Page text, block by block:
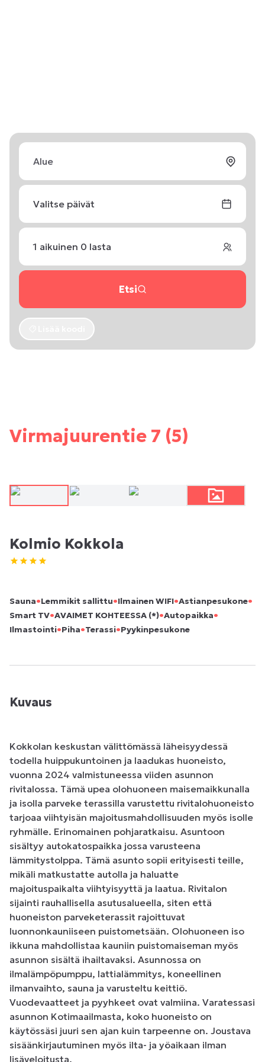
Valitse päivät
1 aikuinen 0 lasta
Etsi
Virmajuurentie 7 (5)
Kolmio Kokkola
Sauna•Lemmikit sallittu•Ilmainen WIFI•Astianpesukone•
Smart TV•AVAIMET KOHTEESSA (*)•Autopaikka•
Ilmastointi•Piha•Terassi•Pyykinpesukone
Kuvaus
Kokkolan keskustan välittömässä läheisyydessä
todella huippukuntoinen ja laadukas huoneisto,
vuonna 2024 valmistuneessa viiden asunnon
rivitalossa. Tämä upea olohuoneen maisemaikkunalla
ja isolla parveke terassilla varustettu rivitalohuoneisto
tarjoaa viihtyisän majoitusmahdollisuuden myös isolle
ryhmälle. Erinomainen pohjaratkaisu. Asuntoon
sisältyy autokatospaikka jossa varusteena
lämmitystolppa. Tämä asunto sopii erityisesti teille,
mikäli matkustatte autolla ja haluatte
majoituspaikalta viihtyisyyttä ja laatua. Rivitalon
sijainti rauhallisella asutusalueella, siten että
huoneiston parveketerassit rajoittuvat
luonnonkauniiseen puistometsään. Olohuoneen iso
ikkuna mahdollistaa kauniin puistomaiseman myös
asunnon sisältä ihailtavaksi. Asunnossa on
ilmalämpöpumppu, lattialämmitys, koneellinen
ilmanvaihto, sauna ja varusteltu keittiö.
Vuodevaatteet ja pyyhkeet ovat valmiina. Varatessasi
asunnon Kotimaailmasta, koko huoneisto on
käytössäsi juuri sen ajan kuin tarpeenne on. Joustava
sisäänkirjautuminen myös ilta- ja yöaikaan ilman
lisäveloitusta.